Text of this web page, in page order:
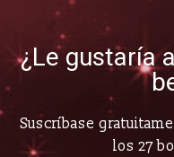
¿Le gustaría
Suscríbase
los 27